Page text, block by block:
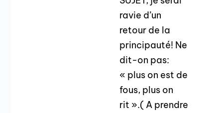
ravie d’un
retour de la
principauté! Ne
dit-on pas:
« plus on est de
fous, plus on
rit ».( A prendre